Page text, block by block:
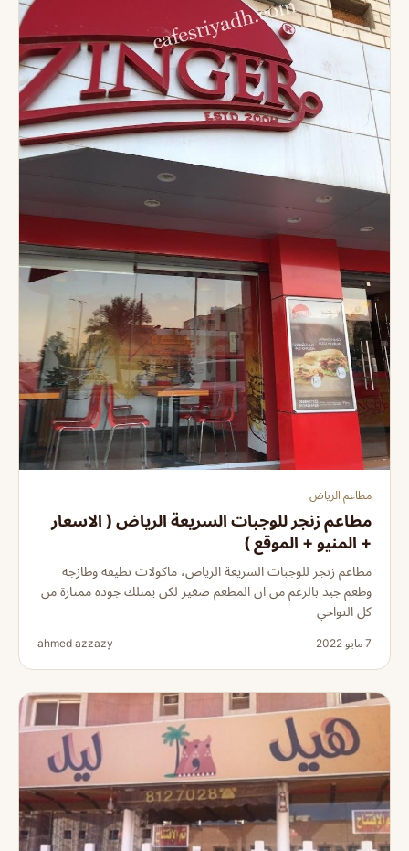
مطاعم الرياض
مطاعم زنجر للوجبات السريعة الرياض ( الاسعار
+ المنيو + الموقع )
مطاعم زنجر للوجبات السريعة الرياض، ماكولات نظيفه وطازجه
وطعم جيد بالرغم من ان المطعم صغير لكن يمتلك جوده ممتازة من
كل النواحي
7 مايو 2022 ahmed azzazy